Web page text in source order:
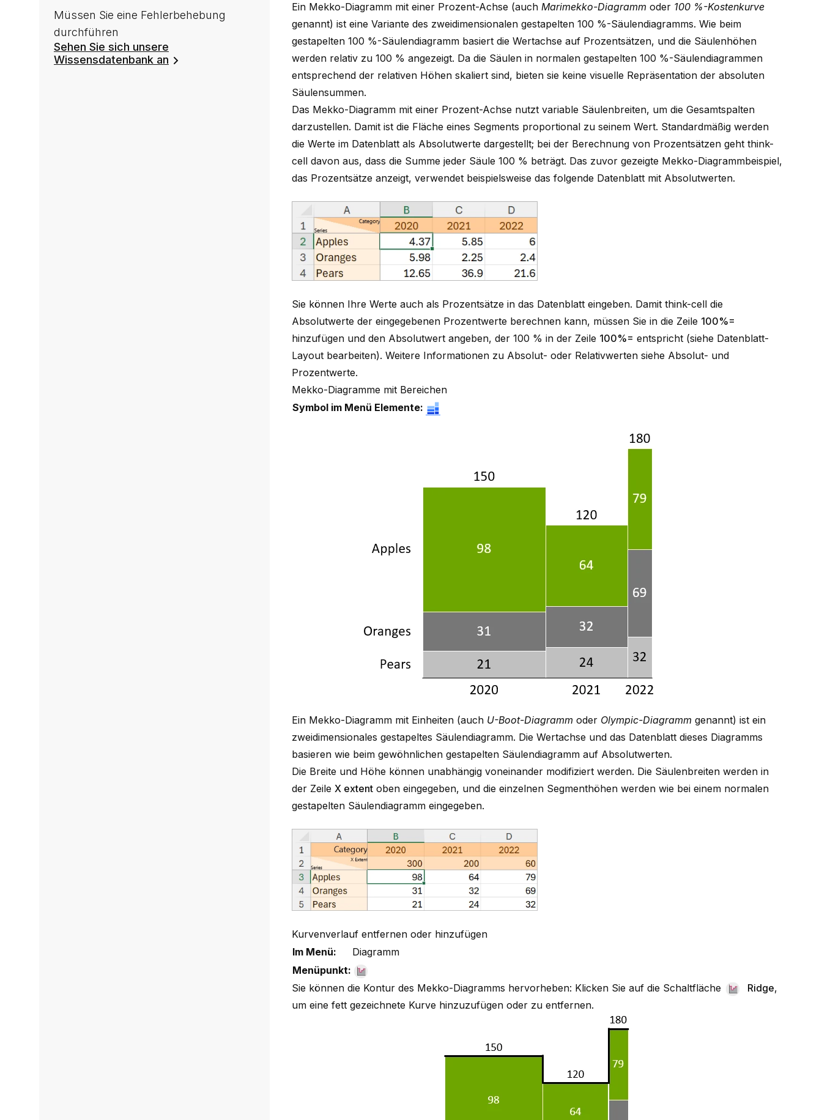
Ein Mekko-Diagramm mit einer Prozent-Achse (auchMarimekko-Diagramm oder 100 %-Kostenkurve
genannt) ist eine Variante des zweidimensionalen gestapelten 100 %-Säulendiagramms. Wie beim
gestapelten 100 %-Säulendiagramm basiert die Wertachse auf Prozentsätzen, und die Säulenhöhen
werden relativ zu 100 % angezeigt. Da die Säulen in normalen gestapelten 100 %-Säulendiagrammen
entsprechend der relativen Höhen skaliert sind, bieten sie keine visuelle Repräsentation der absoluten
Säulensummen.
Das Mekko-Diagramm mit einer Prozent-Achse nutzt variable Säulenbreiten, um die Gesamtspalten
darzustellen. Damit ist die Fläche eines Segments proportional zu seinem Wert. Standardmäßig werden
die Werte im Datenblatt als Absolutwerte dargestellt; bei der Berechnung von Prozentsätzen geht think-
cell davon aus, dass die Summe jeder Säule 100 % beträgt. Das zuvor gezeigte Mekko-Diagrammbeispiel,
das Prozentsätze anzeigt, verwendet beispielsweise das folgende Datenblatt mit Absolutwerten.
Sie können Ihre Werte auch als Prozentsätze in das Datenblatt eingeben. Damit think-cell die
Absolutwerte der eingegebenen Prozentwerte berechnen kann, müssen Sie in die Zeile 100%=
hinzufügen und den Absolutwert angeben, der 100 % in der Zeile 100%= entspricht (siehe Datenblatt-
Layout bearbeiten). Weitere Informationen zu Absolut- oder Relativwerten siehe Absolut- und
Prozentwerte.
Mekko-Diagramme mit Bereichen
Symbol im Menü Elemente:
Ein Mekko-Diagramm mit Einheiten (auch U-Boot-Diagramm oder Olympic-Diagramm genannt) ist ein
zweidimensionales gestapeltes Säulendiagramm. Die Wertachse und das Datenblatt dieses Diagramms
basieren wie beim gewöhnlichen gestapelten Säulendiagramm auf Absolutwerten.
Die Breite und Höhe können unabhängig voneinander modifiziert werden. Die Säulenbreiten werden in
der ZeileX extent oben eingegeben, und die einzelnen Segmenthöhen werden wie bei einem normalen
gestapelten Säulendiagramm eingegeben.
Kurvenverlauf entfernen oder hinzufügen
Im Menü:
Diagramm
Menüpunkt:
Sie können die Kontur des Mekko-Diagramms hervorheben: Klicken Sie auf die Schaltfläche
Ridge,
um eine fett gezeichnete Kurve hinzuzufügen oder zu entfernen.
Müssen Sie eine Fehlerbehebung
durchführen
Sehen Sie sich unsere
Wissensdatenbank an